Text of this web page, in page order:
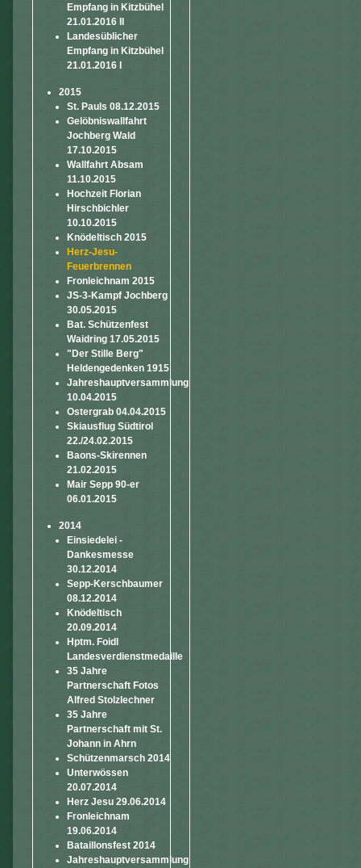
Empfang in Kitzbühel
21.01.2016 II
Landesüblicher
Empfang in Kitzbühel
21.01.2016 I
2015
St. Pauls 08.12.2015
Gelöbniswallfahrt
Jochberg Wald
17.10.2015
Wallfahrt Absam
11.10.2015
Hochzeit Florian
Hirschbichler
10.10.2015
Knödeltisch 2015
Herz-Jesu-
Feuerbrennen
Fronleichnam 2015
JS-3-Kampf Jochberg
30.05.2015
Bat. Schützenfest
Waidring 17.05.2015
"Der Stille Berg"
Heldengedenken 1915
Jahreshauptversammlung
10.04.2015
Ostergrab 04.04.2015
Skiausflug Südtirol
22./24.02.2015
Baons-Skirennen
21.02.2015
Mair Sepp 90-er
06.01.2015
2014
Einsiedelei -
Dankesmesse
30.12.2014
Sepp-Kerschbaumer
08.12.2014
Knödeltisch
20.09.2014
Hptm. Foidl
Landesverdienstmedaille
35 Jahre
Partnerschaft Fotos
Alfred Stolzlechner
35 Jahre
Partnerschaft mit St.
Johann in Ahrn
Schützenmarsch 2014
Unterwössen
20.07.2014
Herz Jesu 29.06.2014
Fronleichnam
19.06.2014
Bataillonsfest 2014
Jahreshauptversammlung